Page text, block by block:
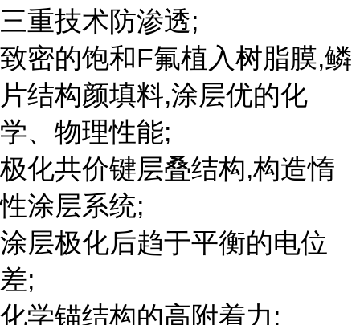
三重技术防渗透;
致密的饱和F氟植入树脂膜,鳞
片结构颜填料,涂层优的化
学、物理性能;
极化共价键层叠结构,构造惰
性涂层系统;
涂层极化后趋于平衡的电位
差;
化学锚结构的高附着力;